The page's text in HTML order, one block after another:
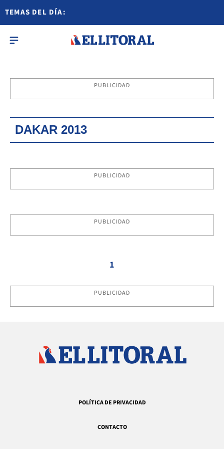
TEMAS DEL DÍA:
PUBLICIDAD
DAKAR 2013
PUBLICIDAD
PUBLICIDAD
1
PUBLICIDAD
POLÍTICA DE PRIVACIDAD
CONTACTO